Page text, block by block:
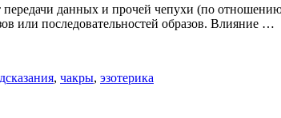
передачи данных и прочей чепухи (по
или последовательностей образов. Влияние …
, чакры, эзотерика